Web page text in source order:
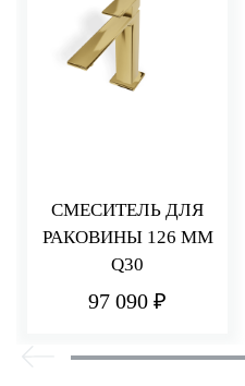
СМЕСИТЕЛЬ ДЛЯ
РАКОВИНЫ 126 ММ
Q30
97 090 ₽